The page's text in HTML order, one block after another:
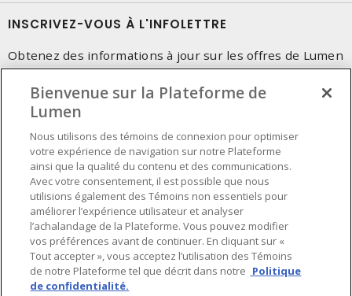
INSCRIVEZ-VOUS À L'INFOLETTRE
Obtenez des informations à jour sur les offres de Lumen
Préférences en matière de cookies
Bienvenue sur la Plateforme de
Lumen
Nous utilisons des témoins de connexion pour optimiser
votre expérience de navigation sur notre Plateforme
ainsi que la qualité du contenu et des communications.
Avec votre consentement, il est possible que nous
utilisions également des Témoins non essentiels pour
améliorer l’expérience utilisateur et analyser
l’achalandage de la Plateforme. Vous pouvez modifier
vos préférences avant de continuer. En cliquant sur «
Tout accepter », vous acceptez l’utilisation des Témoins
de notre Plateforme tel que décrit dans notre Politique
de confidentialité.